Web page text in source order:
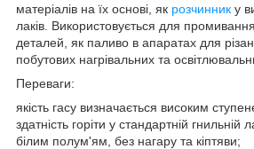
матеріалів на їх основі, як розчинник у
лаків. Використовується для
деталей, як паливо в апаратах для
побутових нагрівальних та
Переваги:
якість гасу визначається високим
здатність горіти у стандартній гнильній
білим полум'ям, без нагару та кіптяви;